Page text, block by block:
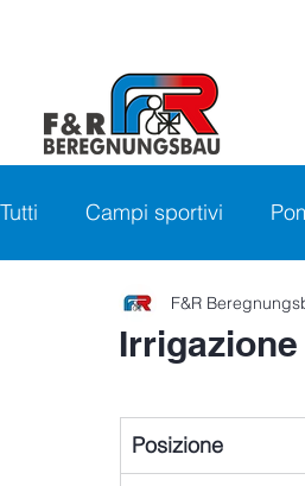
Tutti Campi sportivi
F&R
Posizione